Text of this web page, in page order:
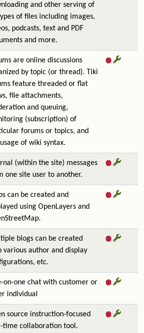
and other serving of
of files including images,
podcasts, text and PDF
and more.
are online discussions
by topic (or thread). Tiki
feature threaded or flat
file attachments,
and queuing,
(subscription) of
forums or topics, and
of wiki syntax.
(within the site) messages
one site user to another.
can be created and
using OpenLayers and
blogs can be created
various author and display
etc.
on-one chat with customer or
individual
source instruction-focused
time collaboration tool.